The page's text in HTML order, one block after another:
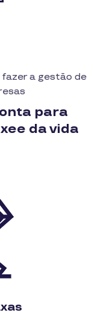
a gestão de
para
da vida